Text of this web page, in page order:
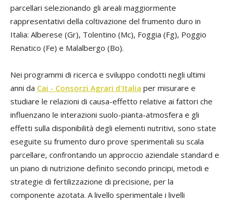
parcellari selezionando gli areali maggiormente
rappresentativi della coltivazione del frumento duro in
Italia: Alberese (Gr), Tolentino (Mc), Foggia (Fg), Poggio
Renatico (Fe) e Malalbergo (Bo).
Nei programmi di ricerca e sviluppo condotti negli ultimi
anni da Cai - Consorzi Agrari d'Italia per misurare e
studiare le relazioni di causa-effetto relative ai fattori che
influenzano le interazioni suolo-pianta-atmosfera e gli
effetti sulla disponibilità degli elementi nutritivi, sono state
eseguite su frumento duro prove sperimentali su scala
parcellare, confrontando un approccio aziendale standard e
un piano di nutrizione definito secondo principi, metodi e
strategie di fertilizzazione di precisione, per la
componente azotata. A livello sperimentale i livelli